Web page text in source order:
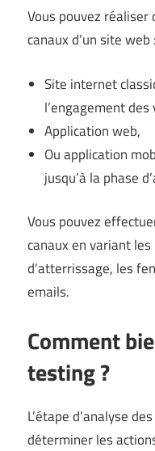
Vous pouvez
canaux d’un site web :
Site internet
l’engagement
Application web,
Ou application
jusqu’à la phase
Vous pouvez
canaux en variant
d’atterrissage, les
emails.
Comment
testing ?
L’étape d’analyse
déterminer les